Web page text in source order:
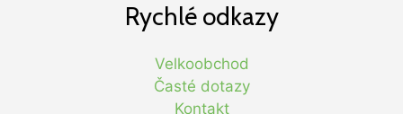
Rychlé odkazy
Velkoobchod
Časté dotazy
Kontakt